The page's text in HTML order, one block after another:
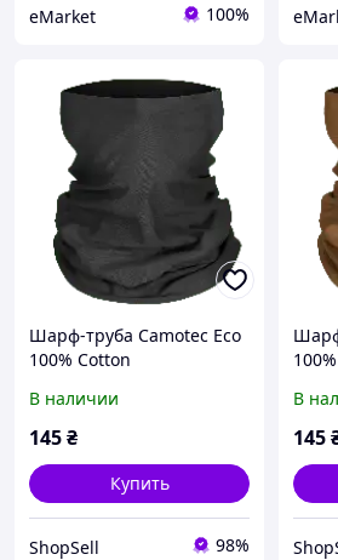
eMarket 100%
Шарф-труба Camotec Eco
100% Cotton
В наличии
145₴
Купить
ShopSell 98%
В
145